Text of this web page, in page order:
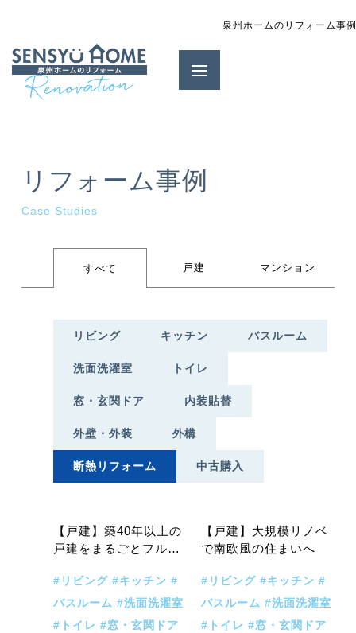
泉州ホームのリフォーム事
リフォーム事例
Case Studies
すべて 戸建 マンション
リビング キッチン バスルーム
洗面洗濯室 トイレ
窓・玄関ドア 内装貼替
外壁・外装 外構
断熱リフォーム 中古購入
戸建
【戸建】築40年以上の
戸建をまるごとフルリ
#リビング #キッチン #
バスルーム #洗面洗濯室
#トイレ #窓・玄関ドア
戸建 中古購入
【戸建】大規模リノベ
で南欧風の住まいへ
#リビング #キッチン #
バスルーム #洗面洗濯室
#トイレ #窓・玄関ドア